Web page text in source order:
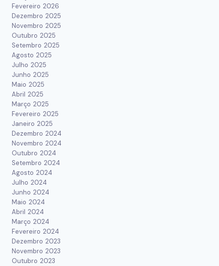
Fevereiro 2026
Dezembro 2025
Novembro 2025
Outubro 2025
Setembro 2025
Agosto 2025
Julho 2025
Junho 2025
Maio 2025
Abril 2025
Março 2025
Fevereiro 2025
Janeiro 2025
Dezembro 2024
Novembro 2024
Outubro 2024
Setembro 2024
Agosto 2024
Julho 2024
Junho 2024
Maio 2024
Abril 2024
Março 2024
Fevereiro 2024
Dezembro 2023
Novembro 2023
Outubro 2023